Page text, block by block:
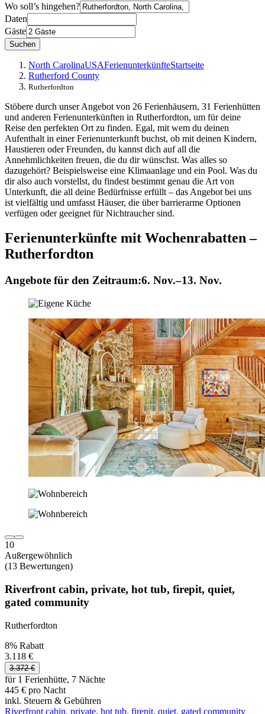
Wo soll’s hingehen?
Daten
Gäste
Suchen
North CarolinaUSAFerienunterkünfteStartseite
Rutherford County
Rutherfordton
Stöbere durch unser Angebot von 26 Ferienhäusern, 31 Ferienhütten
und anderen Ferienunterkünften in Rutherfordton, um für deine
Reise den perfekten Ort zu finden. Egal, mit wem du deinen
Aufenthalt in einer Ferienunterkunft buchst, ob mit deinen Kindern,
Haustieren oder Freunden, du kannst dich auf all die
Annehmlichkeiten freuen, die du dir wünschst. Was alles so
dazugehört? Beispielsweise eine Klimaanlage und ein Pool. Was du
dir also auch vorstellst, du findest bestimmt genau die Art von
Unterkunft, die all deine Bedürfnisse erfüllt – das Angebot bei uns
ist vielfältig und umfasst Häuser, die über barrierarme Optionen
verfügen oder geeignet für Nichtraucher sind.
Ferienunterkünfte mit Wochenrabatten –
Rutherfordton
Angebote für den Zeitraum:6. Nov.–13. Nov.
10
Außergewöhnlich
(13 Bewertungen)
Riverfront cabin, private, hot tub, firepit, quiet,
gated community
Rutherfordton
8% Rabatt
3.118 €
3.372 €
für 1 Ferienhütte, 7 Nächte
445 € pro Nacht
inkl. Steuern & Gebühren
Riverfront cabin, private, hot tub, firepit, quiet, gated community